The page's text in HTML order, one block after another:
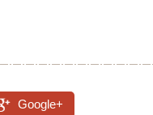
Google+